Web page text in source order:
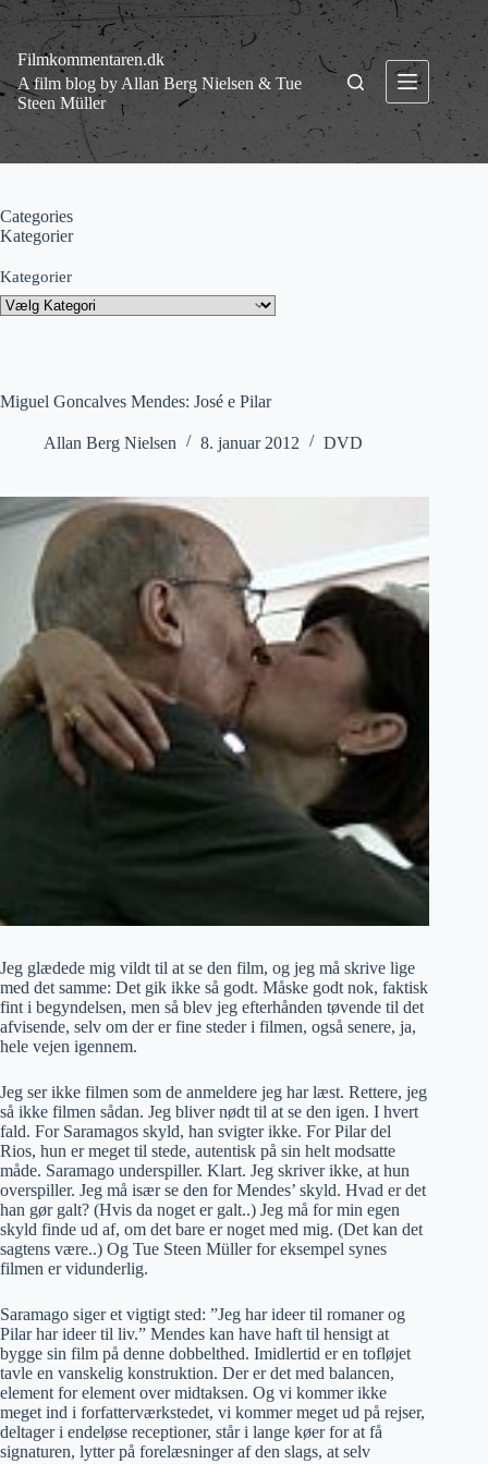
Fortsæt
indhold
Filmkommentaren.dk
A film blog by Allan Berg Nielsen & Tue
Steen Müller
Miguel Goncalves Mendes: José e Pilar
Allan Berg Nielsen 8. januar 2012 DVD
Jeg glædede mig vildt til at se den film, og jeg må skrive lige
med det samme: Det gik ikke så godt. Måske godt nok, faktisk
fint i begyndelsen, men så blev jeg efterhånden tøvende til det
afvisende, selv om der er fine steder i filmen, også senere, ja,
hele vejen igennem.
Jeg ser ikke filmen som de anmeldere jeg har læst. Rettere, jeg
så ikke filmen sådan. Jeg bliver nødt til at se den igen. I hvert
fald. For Saramagos skyld, han svigter ikke. For Pilar del
Rios, hun er meget til stede, autentisk på sin helt modsatte
måde. Saramago underspiller. Klart. Jeg skriver ikke, at hun
overspiller. Jeg må især se den for Mendes’ skyld. Hvad er det
han gør galt? (Hvis da noget er galt..) Jeg må for min egen
skyld finde ud af, om det bare er noget med mig. (Det kan det
sagtens være..) Og Tue Steen Müller for eksempel synes
filmen er vidunderlig.
Saramago siger et vigtigt sted: ”Jeg har ideer til romaner og
Pilar har ideer til liv.” Mendes kan have haft til hensigt at
bygge sin film på denne dobbelthed. Imidlertid er en tofløjet
tavle en vanskelig konstruktion. Der er det med balancen,
element for element over midtaksen. Og vi kommer ikke
meget ind i forfatterværkstedet, vi kommer meget ud på rejser,
deltager i endeløse receptioner, står i lange køer for at få
signaturen, lytter på forelæsninger af den slags, at selv
Categories
Kategorier
Kategorier